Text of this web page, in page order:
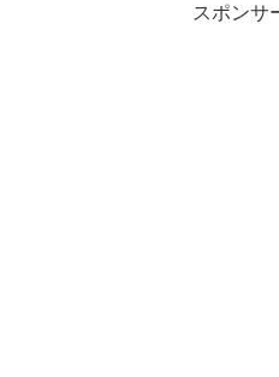
スポンサ